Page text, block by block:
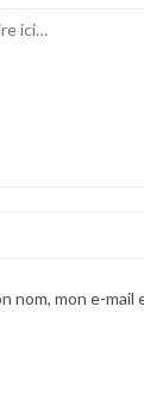
nom, mon e-